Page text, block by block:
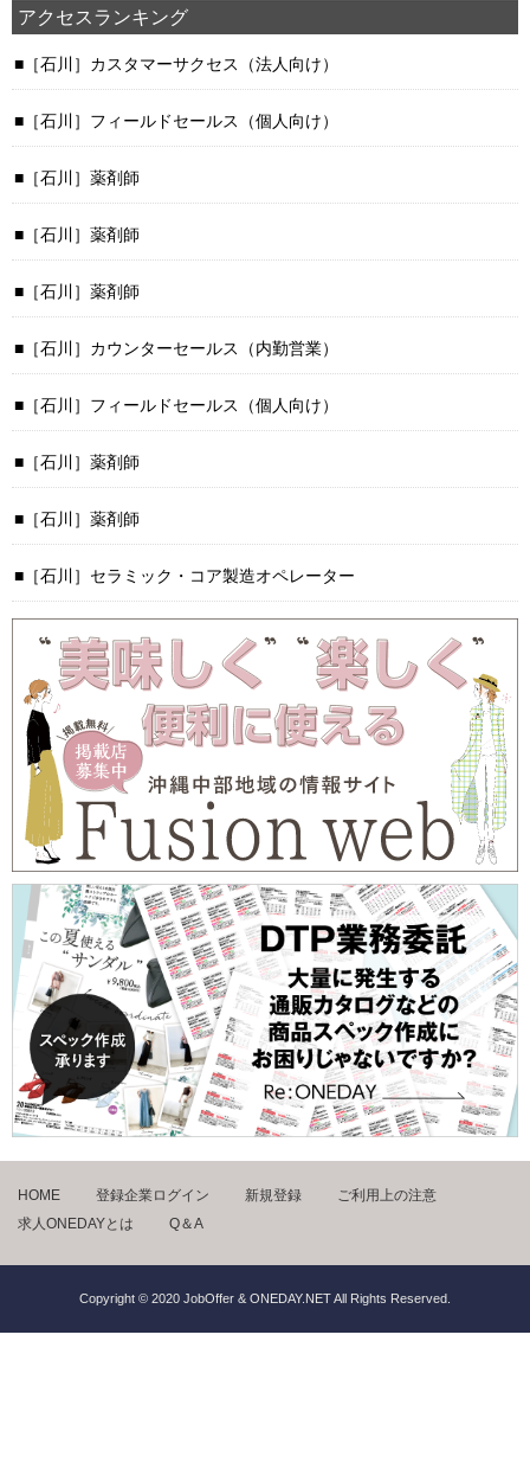
アクセスランキング
［石川］カスタマーサクセス（法人向け）
［石川］フィールドセールス（個人向け）
［石川］薬剤師
［石川］薬剤師
［石川］薬剤師
［石川］カウンターセールス（内勤営業）
［石川］フィールドセールス（個人向け）
［石川］薬剤師
［石川］薬剤師
［石川］セラミック・コア製造オペレーター
HOME 登録企業ログイン 新規登録
ご利用上の注意
求人ONEDAYとは
Q＆A
Copyright © 2020 JobOffer & ONEDAY.NET All Rights Reserved.